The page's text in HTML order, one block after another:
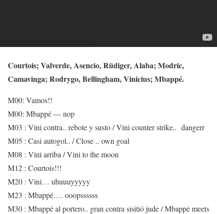
Courtois; Valverde, Asencio, Rüdiger, Alaba; Modric,
Camavinga; Rodrygo, Bellingham, Vinicius; Mbappé.
M00: Vamos!!
M00: Mbappé — nop
M03 : Vini contra.. rebote y susto / Vini counter strike.. dangerr
M05 : Casi autogol.. / Close .. own goal
M08 : Vini arriba / Vini to the moon
M12 : Courtois!!!
M20 : Vini… uhuuuyyyyy
M23 : Mbappé…. ooopssssss
M30 : Mbappé al portero.. gran contra sisitió jude / Mbappé meets